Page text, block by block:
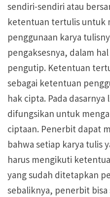
sendiri-sendiri atau
ketentuan tertulis untuk
penggunaan karya
pengaksesnya, dalam
pengutip. Ketentuan
sebagai ketentuan
hak cipta. Pada dasarnya
difungsikan untuk
ciptaan. Penerbit dapat
bahwa setiap karya tulis
harus mengikuti
yang sudah ditetapkan
sebaliknya, penerbit bisa